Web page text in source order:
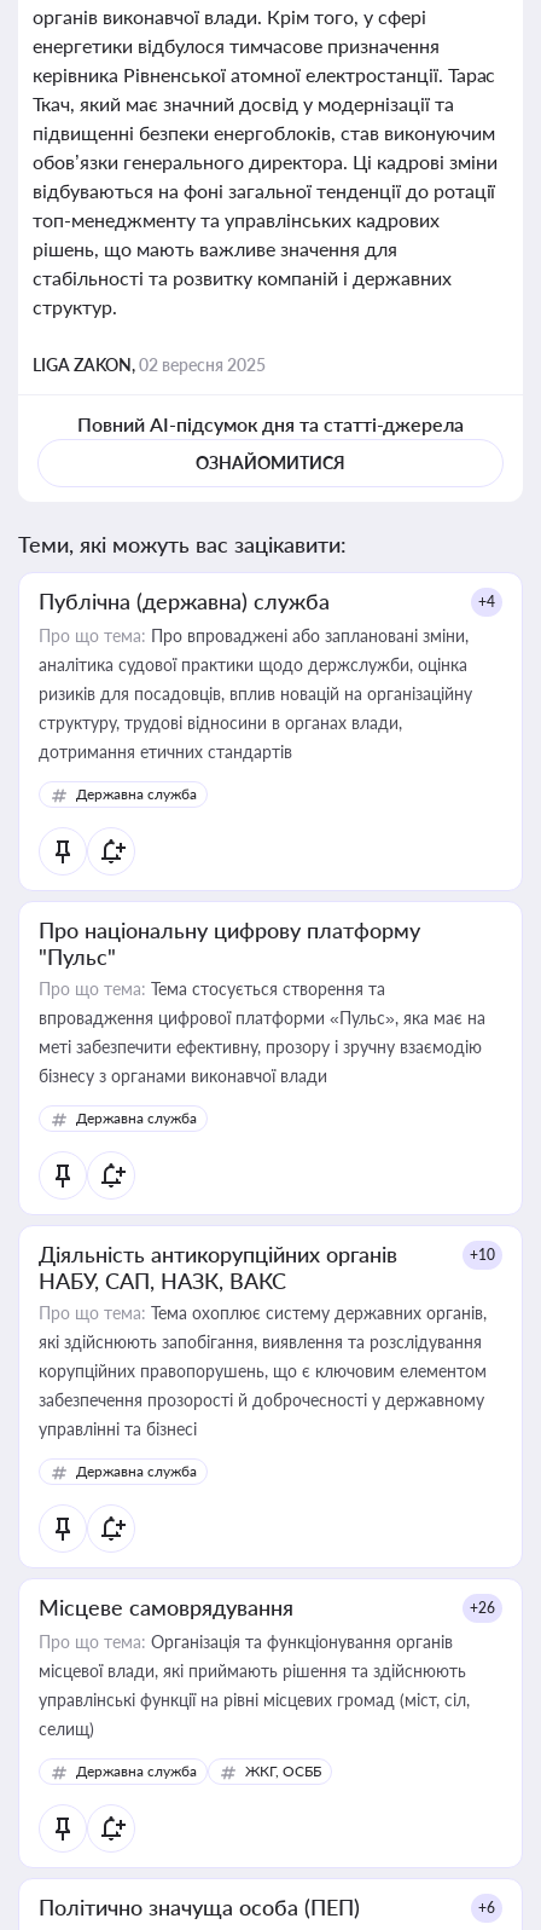
органів виконавчої влади. Крім того, у сфері
енергетики відбулося тимчасове призначення
керівника Рівненської атомної електростанції. Тарас
Ткач, який має значний досвід у модернізації та
підвищенні безпеки енергоблоків, став виконуючим
обов’язки генерального директора. Ці кадрові зміни
відбуваються на фоні загальної тенденції до ротації
топ-менеджменту та управлінських кадрових
рішень, що мають важливе значення для
стабільності та розвитку компаній і державних
структур.
LIGA ZAKON,02 вересня 2025
Повний AI-підсумок дня та статті-джерела
ОЗНАЙОМИТИСЯ
Теми, які можуть вас зацікавити:
Публічна (державна) служба +4
Про що тема: Про впроваджені або заплановані зміни,
аналітика судової практики щодо держслужби, оцінка
ризиків для посадовців, вплив новацій на організаційну
структуру, трудові відносини в органах влади,
дотримання етичних стандартів
Державна служба
Про національну цифрову платформу
"Пульс"
Про що тема: Тема стосується створення та
впровадження цифрової платформи «Пульс», яка має на
меті забезпечити ефективну, прозору і зручну взаємодію
бізнесу з органами виконавчої влади
Державна служба
Діяльність антикорупційних органів
НАБУ, САП, НАЗК, ВАКС
+10
Про що тема: Тема охоплює систему державних органів,
які здійснюють запобігання, виявлення та розслідування
корупційних правопорушень, що є ключовим елементом
забезпечення прозорості й доброчесності у державному
управлінні та бізнесі
Державна служба
Місцеве самоврядування +26
Про що тема: Організація та функціонування органів
місцевої влади, які приймають рішення та здійснюють
управлінські функції на рівні місцевих громад (міст, сіл,
селищ)
Державна служба ЖКГ, ОСББ
Політично значуща особа (ПЕП) +6